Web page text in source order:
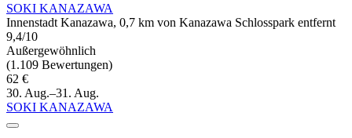
SOKI KANAZAWA
Innenstadt Kanazawa, 0,7 km von Kanazawa Schlosspark entfernt
9,4/10
Außergewöhnlich
(1.109 Bewertungen)
62 €
30. Aug.–31. Aug.
SOKI KANAZAWA